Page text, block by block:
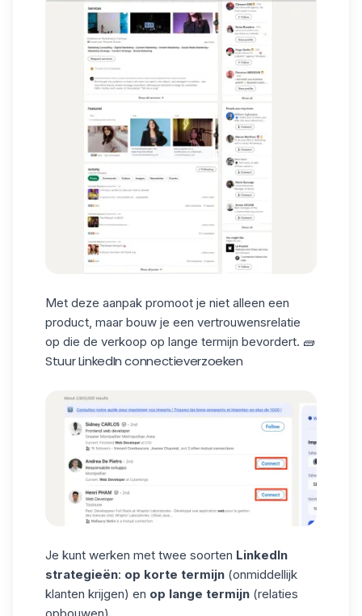
Met deze aanpak promoot je niet alleen een
product, maar bouw je een vertrouwensrelatie
op die de verkoop op lange termijn bevordert. 🧱
Stuur LinkedIn connectieverzoeken
Je kunt werken met twee soorten LinkedIn
strategieën: op korte termijn (onmiddellijk
klanten krijgen) en op lange termijn (relaties